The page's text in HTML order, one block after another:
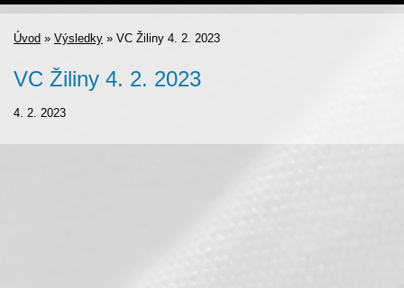
Úvod » Výsledky » VC Žiliny 4. 2. 2023
VC Žiliny 4. 2. 2023
4. 2. 2023